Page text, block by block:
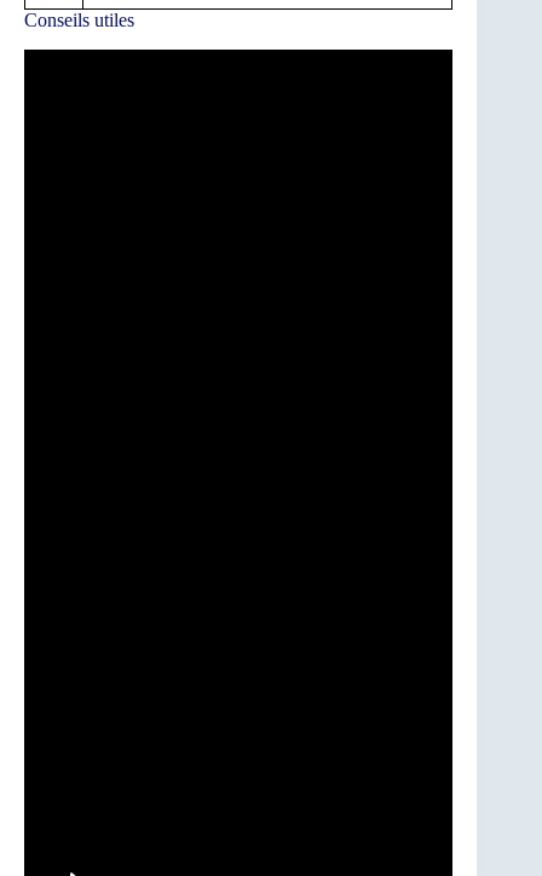
Conseils utiles